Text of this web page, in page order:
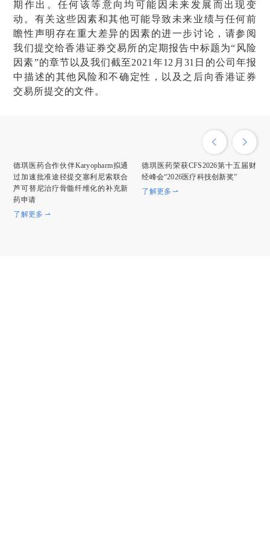
期作出。任何该等意向均可能因未来发展而出现变
动。有关这些因素和其他可能导致未来业绩与任何前
瞻性声明存在重大差异的因素的进一步讨论，请参阅
我们提交给香港证券交易所的定期报告中标题为“风险
因素”的章节以及我们截至2021年12月31日的公司年报
中描述的其他风险和不确定性，以及之后向香港证券
交易所提交的文件。
德琪医药合作伙伴Karyopharm拟通
过加速批准途径提交塞利尼索联合
芦可替尼治疗骨髓纤维化的补充新
药申请
了解更多
德琪医药荣获CFS2026第十五届财
经峰会“2026医疗科技创新奖”
了解更多